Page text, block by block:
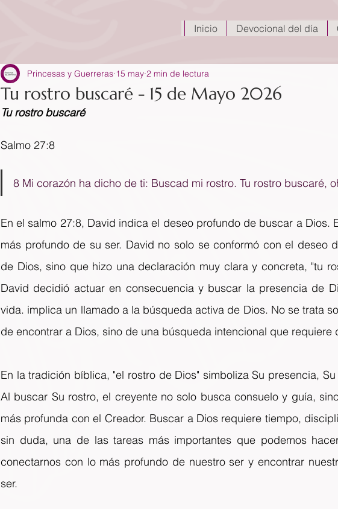
Inicio Devocional del día
Tu rostro buscaré - 15 de Mayo 2026
Princesas y Guerreras 15 may 2 min de lectura
Tu rostro buscaré
Salmo 27:8
8 Mi corazón ha dicho de ti: Buscad mi rostro. Tu rostro buscaré,
En el salmo 27:8, David indica el deseo profundo de buscar a Dios.
más profundo de su ser. David no solo se conformó con el deseo
de Dios, sino que hizo una declaración muy clara y concreta, "tu
David decidió actuar en consecuencia y buscar la presencia de
vida. implica un llamado a la búsqueda activa de Dios. No se trata
de encontrar a Dios, sino de una búsqueda intencional que requiere
En la tradición bíblica, "el rostro de Dios" simboliza Su presencia,
Al buscar Su rostro, el creyente no solo busca consuelo y guía,
más profunda con el Creador. Buscar a Dios requiere tiempo,
sin duda, una de las tareas más importantes que podemos
conectarnos con lo más profundo de nuestro ser y encontrar
ser.